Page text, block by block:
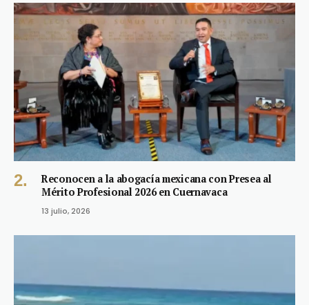
Reconocen a la abogacía mexicana con Presea al
Mérito Profesional 2026 en Cuernavaca
13 julio, 2026